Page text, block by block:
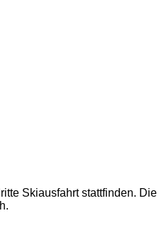
Skiausfahrt stattfinden. Die